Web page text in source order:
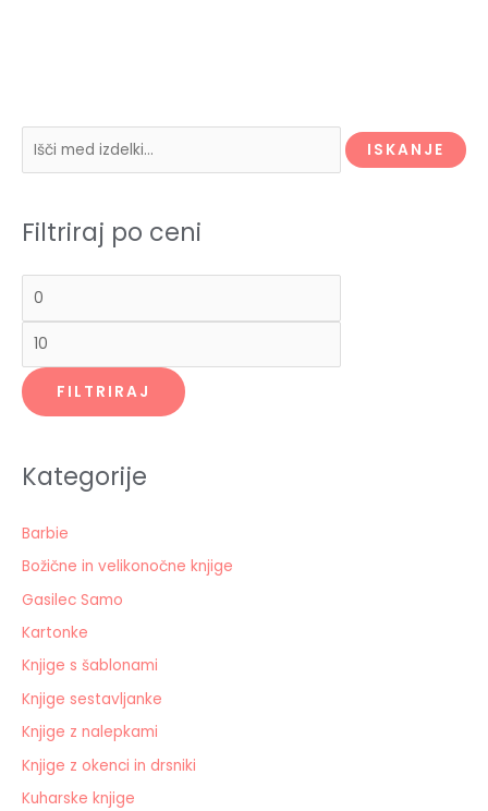
š
ISKANJE
Filtriraj po ceni
i
c
a
M
a
a
FILTRIRAJ
Kategorije
Barbie
Božične in velikonočne knjige
Gasilec Samo
Kartonke
Knjige s šablonami
Knjige sestavljanke
Knjige z nalepkami
Knjige z okenci in drsniki
Kuharske knjige